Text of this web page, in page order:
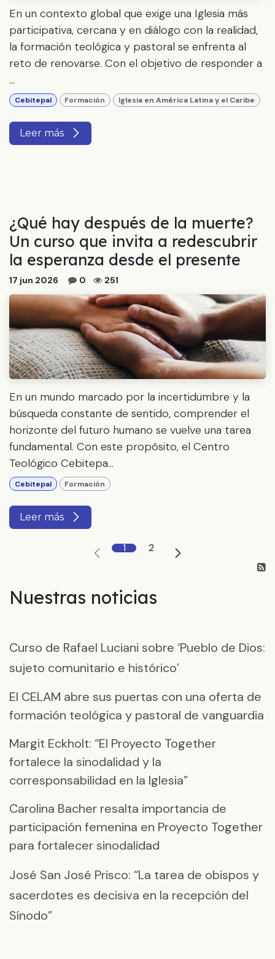
En un contexto global que exige una Iglesia más
participativa, cercana y en diálogo con la realidad,
la formación teológica y pastoral se enfrenta al
reto de renovarse. Con el objetivo de responder a
...
Cebitepal Formación Iglesia en América Latina y el Caribe
Leer más
¿Qué hay después de la muerte?
Un curso que invita a redescubrir
la esperanza desde el presente
17 jun 2026 0 251
En un mundo marcado por la incertidumbre y la
búsqueda constante de sentido, comprender el
horizonte del futuro humano se vuelve una tarea
fundamental. Con este propósito, el Centro
Teológico Cebitepa...
Cebitepal Formación
Leer más
1 2
Nuestras noticias
Curso de Rafael Luciani sobre ‘Pueblo de Dios:
sujeto comunitario e histórico’
El CELAM abre sus puertas con una oferta de
formación teológica y pastoral de vanguardia
Margit Eckholt: “El Proyecto Together
fortalece la sinodalidad y la
corresponsabilidad en la Iglesia”
Carolina Bacher resalta importancia de
participación femenina en Proyecto Together
para fortalecer sinodalidad
José San José Prisco: “La tarea de obispos y
sacerdotes es decisiva en la recepción del
Sínodo”